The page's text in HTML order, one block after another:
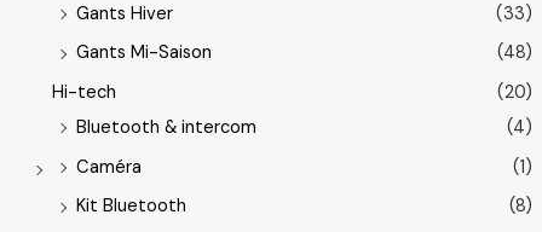
Gants Hiver
(33)
Gants Mi-Saison
(48)
Hi-tech
(20)
Bluetooth & intercom
(4)
Caméra
(1)
Kit Bluetooth
(8)